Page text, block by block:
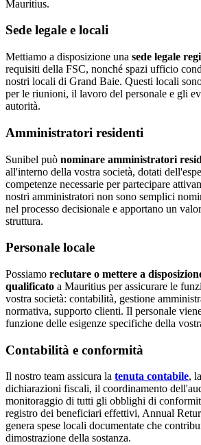
Mauritius.
Sede legale e locali
Mettiamo a disposizione una sede legale
requisiti della FSC, nonché spazi ufficio
nostri locali di Grand Baie. Questi locali
per le riunioni, il lavoro del personale e gli
autorità.
Amministratori residenti
Sunibel può nominare amministratori
all'interno della vostra società, dotati
competenze necessarie per partecipare
nostri amministratori non sono semplici
nel processo decisionale e apportano un
struttura.
Personale locale
Possiamo reclutare o mettere a
qualificato a Mauritius per assicurare le
vostra società: contabilità, gestione
normativa, supporto clienti. Il personale
funzione delle esigenze specifiche della
Contabilità e conformità
Il nostro team assicura la tenuta contabile,
dichiarazioni fiscali, il coordinamento
monitoraggio di tutti gli obblighi di
registro dei beneficiari effettivi, Annual
genera spese locali documentate che
dimostrazione della sostanza.